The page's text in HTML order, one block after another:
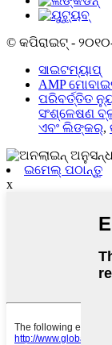
© କପିରାଇଟ୍ -
ସାଇଟମ୍ୟାପ୍
AMP
ପରିବର୍ତ୍ତିତ
ସଂଶ୍ଳେଷଣ
ଏବଂ ଲିଙ୍କର୍,
ଇମେଲ୍ ପଠାନ୍ତୁ
x